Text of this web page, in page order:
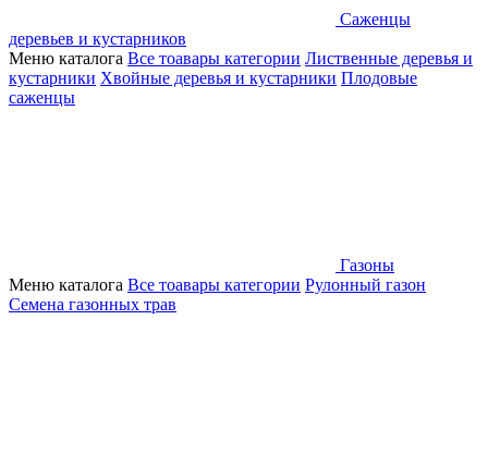
Саженцы
деревьев и кустарников
Меню каталога Все тоавары категории Лиственные деревья и
кустарники Хвойные деревья и кустарники Плодовые
саженцы
Газоны
Меню каталога Все тоавары категории Рулонный газон
Семена газонных трав